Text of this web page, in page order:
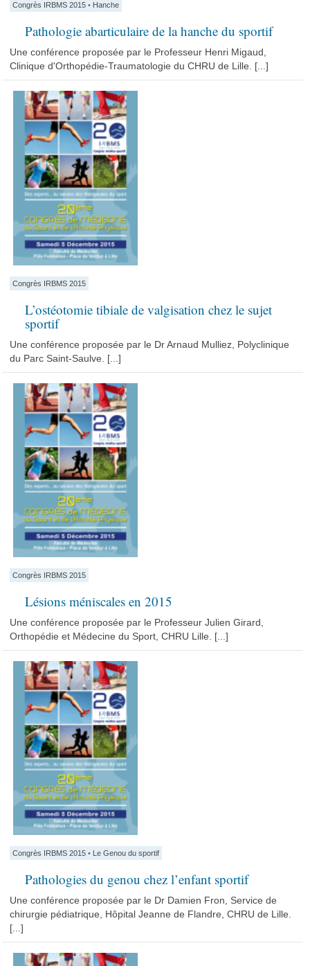
Congrès IRBMS 2015 • Hanche
Pathologie abarticulaire de la hanche du sportif
Une conférence proposée par le Professeur Henri Migaud,
Clinique d'Orthopédie-Traumatologie du CHRU de Lille. [...]
Congrès IRBMS 2015
L’ostéotomie tibiale de valgisation chez le sujet
sportif
Une conférence proposée par le Dr Arnaud Mulliez, Polyclinique
du Parc Saint-Saulve. [...]
Congrès IRBMS 2015
Lésions méniscales en 2015
Une conférence proposée par le Professeur Julien Girard,
Orthopédie et Médecine du Sport, CHRU Lille. [...]
Congrès IRBMS 2015 • Le Genou du sportif
Pathologies du genou chez l’enfant sportif
Une conférence proposée par le Dr Damien Fron, Service de
chirurgie pédiatrique, Hôpital Jeanne de Flandre, CHRU de Lille.
[...]